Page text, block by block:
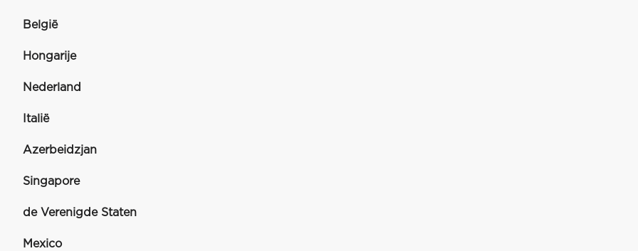
België
Hongarije
Nederland
Italië
Azerbeidzjan
Singapore
de Verenigde Staten
Mexico